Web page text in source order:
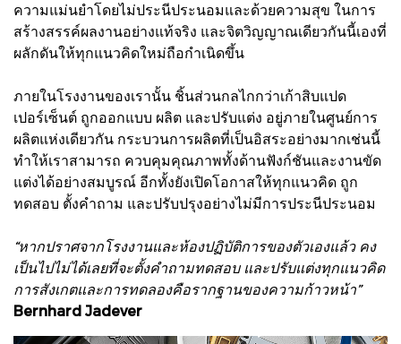
ความแม่นยําโดยไม่ประนีประนอมและด้วยความสุข ในการ
สร้างสรรค์ผลงานอย่างแท้จริง และจิตวิญญาณเดียวกันนี้เองที่
ผลักดันให้ทุกแนวคิดใหม่ถือกําเนิดขึ้น
ภายในโรงงานของเรานั้น ชิ้นส่วนกลไกกว่าเก้าสิบแปด
เปอร์เซ็นต์ ถูกออกแบบ ผลิต และปรับแต่ง อยู่ภายในศูนย์การ
ผลิตแห่งเดียวกัน กระบวนการผลิตที่เป็นอิสระอย่างมากเช่นนี้
ทําให้เราสามารถ ควบคุมคุณภาพทั้งด้านฟังก์ชันและงานขัด
แต่งได้อย่างสมบูรณ์ อีกทั้งยังเปิดโอกาสให้ทุกแนวคิด ถูก
ทดสอบ ตั้งคําถาม และปรับปรุงอย่างไม่มีการประนีประนอม
“หากปราศจากโรงงานและห้องปฏิบัติการของตัวเองแล้ว คง
เป็นไปไม่ได้เลยที่จะตั้งคําถามทดสอบ และปรับแต่งทุกแนวคิด
การสังเกตและการทดลองคือรากฐานของความก้าวหน้า”
Bernhard Jadever